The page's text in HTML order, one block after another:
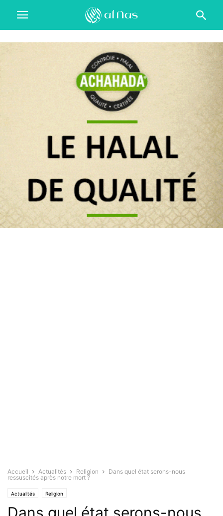
Accueil Actualités Religion
Dans quel état serons-nous
ressuscités après notre mort ?
Actualités Religion